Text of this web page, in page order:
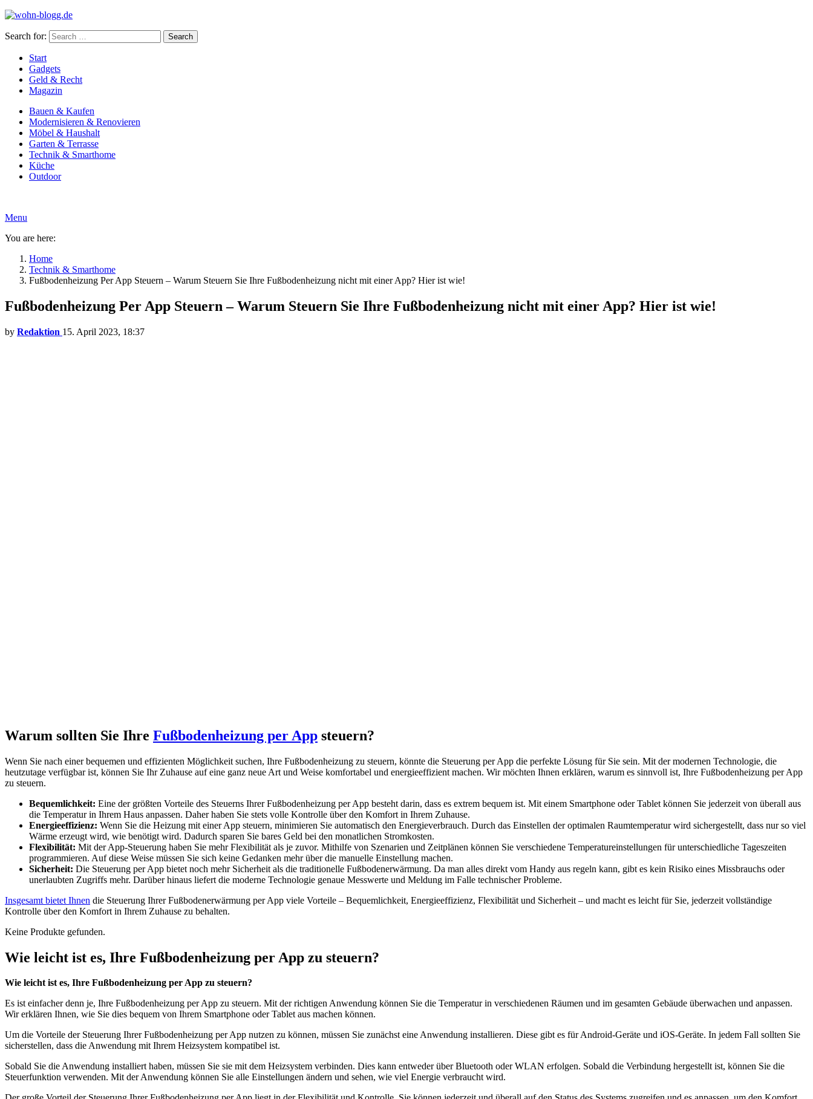
Search for: Search
Start
Gadgets
Geld & Recht
Magazin
Bauen & Kaufen
Modernisieren & Renovieren
Möbel & Haushalt
Garten & Terrasse
Technik & Smarthome
Küche
Outdoor
Menu
You are here:
Home
Technik & Smarthome
Fußbodenheizung Per App Steuern – Warum Steuern Sie Ihre Fußbodenheizung nicht mit einer App? Hier ist wie!
Fußbodenheizung Per App Steuern – Warum Steuern Sie Ihre Fußbodenheizung nicht mit einer App? Hier ist wie!
by Redaktion 15. April 2023, 18:37
Warum sollten Sie Ihre Fußbodenheizung per App steuern?
Wenn Sie nach einer bequemen und effizienten Möglichkeit suchen, Ihre Fußbodenheizung zu steuern, könnte die Steuerung per App die perfekte Lösung für Sie sein. Mit der modernen Technologie, die
heutzutage verfügbar ist, können Sie Ihr Zuhause auf eine ganz neue Art und Weise komfortabel und energieeffizient machen. Wir möchten Ihnen erklären, warum es sinnvoll ist, Ihre Fußbodenheizung per App
zu steuern.
Bequemlichkeit: Eine der größten Vorteile des Steuerns Ihrer Fußbodenheizung per App besteht darin, dass es extrem bequem ist. Mit einem Smartphone oder Tablet können Sie jederzeit von überall aus
die Temperatur in Ihrem Haus anpassen. Daher haben Sie stets volle Kontrolle über den Komfort in Ihrem Zuhause.
Energieeffizienz: Wenn Sie die Heizung mit einer App steuern, minimieren Sie automatisch den Energieverbrauch. Durch das Einstellen der optimalen Raumtemperatur wird sichergestellt, dass nur so viel
Wärme erzeugt wird, wie benötigt wird. Dadurch sparen Sie bares Geld bei den monatlichen Stromkosten.
Flexibilität: Mit der App-Steuerung haben Sie mehr Flexibilität als je zuvor. Mithilfe von Szenarien und Zeitplänen können Sie verschiedene Temperatureinstellungen für unterschiedliche Tageszeiten
programmieren. Auf diese Weise müssen Sie sich keine Gedanken mehr über die manuelle Einstellung machen.
Sicherheit: Die Steuerung per App bietet noch mehr Sicherheit als die traditionelle Fußbodenerwärmung. Da man alles direkt vom Handy aus regeln kann, gibt es kein Risiko eines Missbrauchs oder
unerlaubten Zugriffs mehr. Darüber hinaus liefert die moderne Technologie genaue Messwerte und Meldung im Falle technischer Probleme.
Insgesamt bietet Ihnen die Steuerung Ihrer Fußbodenerwärmung per App viele Vorteile – Bequemlichkeit, Energieeffizienz, Flexibilität und Sicherheit – und macht es leicht für Sie, jederzeit vollständige
Kontrolle über den Komfort in Ihrem Zuhause zu behalten.
Keine Produkte gefunden.
Wie leicht ist es, Ihre Fußbodenheizung per App zu steuern?
Wie leicht ist es, Ihre Fußbodenheizung per App zu steuern?
Es ist einfacher denn je, Ihre Fußbodenheizung per App zu steuern. Mit der richtigen Anwendung können Sie die Temperatur in verschiedenen Räumen und im gesamten Gebäude überwachen und anpassen.
Wir erklären Ihnen, wie Sie dies bequem von Ihrem Smartphone oder Tablet aus machen können.
Um die Vorteile der Steuerung Ihrer Fußbodenheizung per App nutzen zu können, müssen Sie zunächst eine Anwendung installieren. Diese gibt es für Android-Geräte und iOS-Geräte. In jedem Fall sollten Sie
sicherstellen, dass die Anwendung mit Ihrem Heizsystem kompatibel ist.
Sobald Sie die Anwendung installiert haben, müssen Sie sie mit dem Heizsystem verbinden. Dies kann entweder über Bluetooth oder WLAN erfolgen. Sobald die Verbindung hergestellt ist, können Sie die
Steuerfunktion verwenden. Mit der Anwendung können Sie alle Einstellungen ändern und sehen, wie viel Energie verbraucht wird.